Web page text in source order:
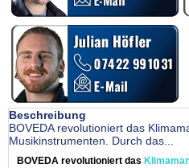
Beschreibung
BOVEDA revolutioniert das
Musikinstrumenten. Durch das...
BOVEDA revolutioniert das